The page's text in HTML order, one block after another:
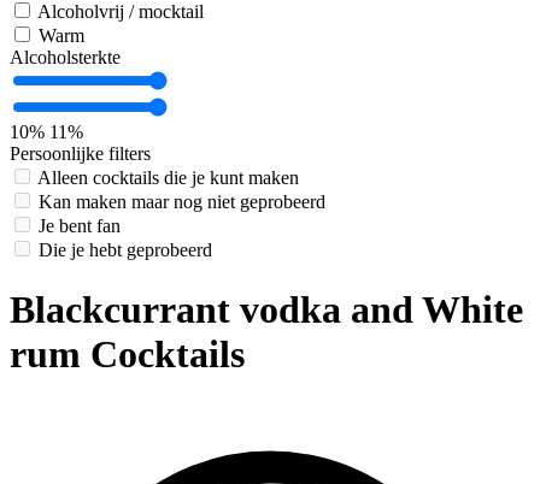
Alcoholvrij / mocktail
Warm
Alcoholsterkte
10% 11%
Persoonlijke filters
Alleen cocktails die je kunt maken
Kan maken maar nog niet geprobeerd
Je bent fan
Die je hebt geprobeerd
Blackcurrant vodka and White
rum Cocktails